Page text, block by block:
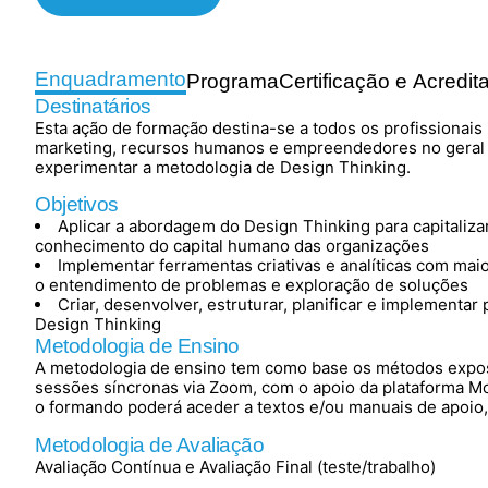
EnquadramentoProgramaCertificação e
Destinatários
Esta ação de formação destina-se a todos os
marketing, recursos humanos e empreendedores no
experimentar a metodologia de Design Thinking.
Objetivos
Aplicar a abordagem do Design Thinking para
conhecimento do capital humano das organizações
Implementar ferramentas criativas e analíticas com
o entendimento de problemas e exploração de soluções
Criar, desenvolver, estruturar, planificar e
Design Thinking
Metodologia de Ensino
A metodologia de ensino tem como base os métodos
sessões síncronas via Zoom, com o apoio da plataforma
o formando poderá aceder a textos e/ou manuais de
Metodologia de Avaliação
Avaliação Contínua e Avaliação Final (teste/trabalho)